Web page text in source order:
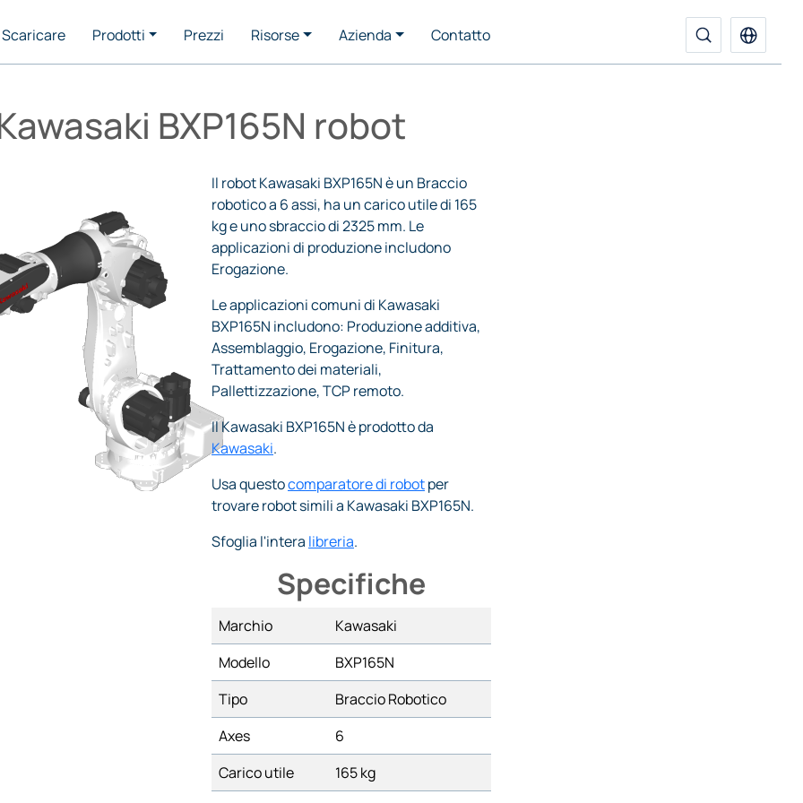
Scaricare Prodotti Prezzi Risorse Azienda Contatto
BXP165N robot
Il robot Kawasaki BXP165N è un Braccio
robotico a 6 assi, ha un carico utile di 165
kg e uno sbraccio di 2325 mm. Le
applicazioni di produzione includono
Erogazione.
Le applicazioni comuni di Kawasaki
BXP165N includono: Produzione additiva,
Assemblaggio, Erogazione, Finitura,
Trattamento dei materiali,
Pallettizzazione, TCP remoto.
Il Kawasaki BXP165N è prodotto da
Kawasaki.
Usa questocomparatore di robotper
trovare robot simili a Kawasaki BXP165N.
Sfoglia l'intera libreria.
Specifiche
Marchio
Kawasaki
Modello
BXP165N
Tipo
Braccio Robotico
Axes
6
Carico utile
165 kg